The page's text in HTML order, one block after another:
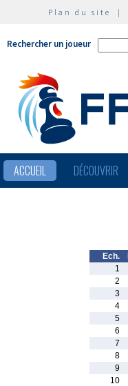
Plan du site |
Rechercher un joueur
ACCUEIL DÉCOUVRIR
Ech.
1
2
3
4
5
6
7
8
9
10